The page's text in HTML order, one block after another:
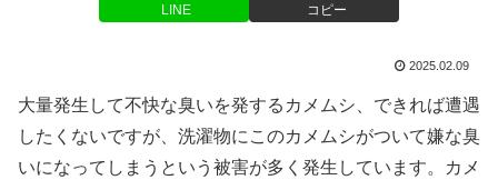
LINE コピー
2025.02.09
大量発生して不快な臭いを発するカメムシ、できれば遭遇
したくないですが、洗濯物にこのカメムシがついて嫌な臭
いになってしまうという被害が多く発生しています。カメ